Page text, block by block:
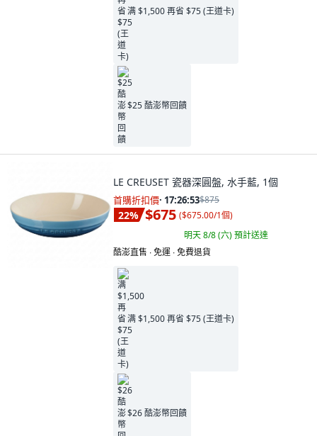
满 $1,500 再省 $75 (王道卡)
$25 酷澎幣回饋
LE CREUSET 瓷器深圓盤, 水手藍, 1個
首購折扣價· 17:26:52$875
22% $675 ($675.00/1個)
明天 8/8 (六)預計送達
酷澎直售 ∙ 免運 ∙ 免費退貨
满 $1,500 再省 $75 (王道卡)
$26 酷澎幣回饋